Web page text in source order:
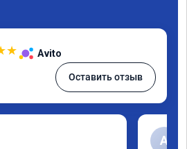
★ Avito
Оставить отзыв
А